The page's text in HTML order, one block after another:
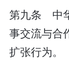
第九条 中
事交流与合
扩张行为。